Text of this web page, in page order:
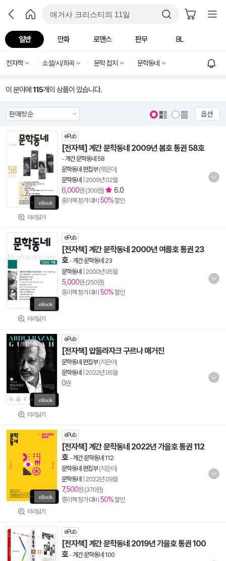
일반 만화 로맨스 판무 BL
전자책 소설/시/희곡 문학 잡지 문학동네
이 분야에 115개의 상품이 있습니다.
옵션
미리읽기
ePub
[전자책] 계간 문학동네 2009년 봄호 통권 58호
-계간 문학동네 58
문학동네 편집부(엮은이)
문학동네
2009년 02월
6,000원 (300원) 6.0
종이책 정가 대비 50%할인
미리읽기
ePub
[전자책] 계간 문학동네 2000년 여름호 통권 23
호-계간 문학동네 23
문학동네
2000년 05월
5,000원 (250원)
종이책 정가 대비 50%할인
미리읽기
ePub
[전자책] 압둘라자크 구르나 매거진
문학동네 편집부(지은이)
문학동네
2022년 05월
0원
미리읽기
ePub
[전자책] 계간 문학동네 2022년 가을호 통권 112
호-계간 문학동네 112
문학동네 편집부(지은이)
문학동네
2022년 09월
7,500원 (370원)
종이책 정가 대비 50%할인
ePub
[전자책] 계간 문학동네 2019년 가을호 통권 100
호-계간 문학동네 100